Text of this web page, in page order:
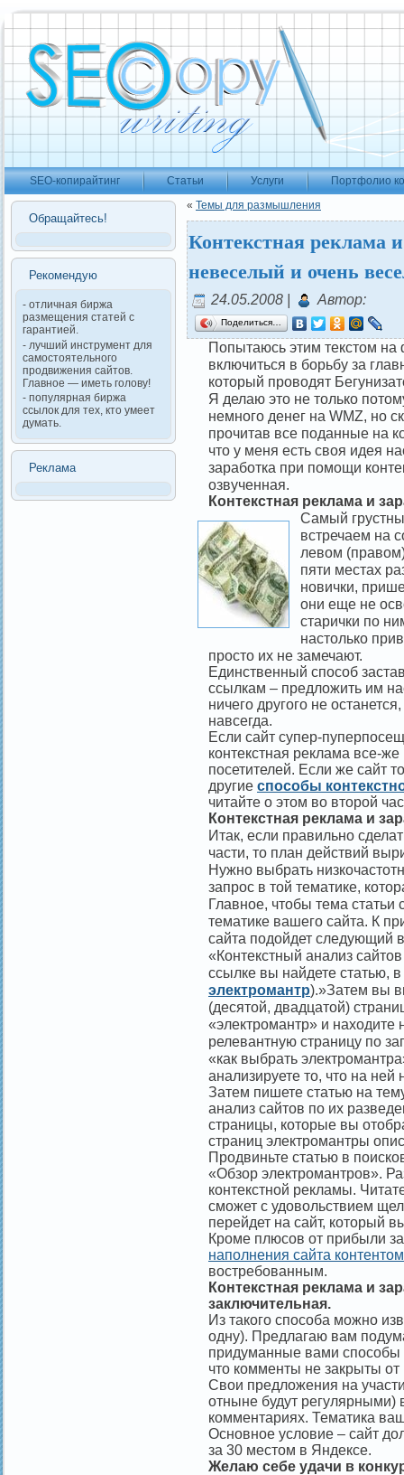
SEO-копирайтинг Статьи Услуги Портфолио
Обращайтесь!
Рекомендую
- отличная биржа
размещения статей с
гарантией.
- лучший инструмент для
самостоятельного
продвижения сайтов.
Главное — иметь голову!
- популярная биржа
ссылок для тех, кто умеет
думать.
Реклама
« Темы для размышления
Контекстная реклама
невеселый и очень
24.05.2008 | Автор:
Поделиться…
Попытаюсь этим текстом
включиться в борьбу за
который проводят
Я делаю это не только
немного денег на WMZ, но
прочитав все поданные на
что у меня есть своя идея
заработка при помощи
озвученная.
Контекстная реклама и
Самый
встречаем на
левом
пяти местах
новички,
они еще не
старички по
настолько
просто их не замечают.
Единственный способ
ссылкам – предложить им
ничего другого не
навсегда.
Если сайт супер-
контекстная реклама все-же
посетителей. Если же сайт
другие способы
читайте о этом во второй
Контекстная реклама и
Итак, если правильно
части, то план действий
Нужно выбрать
запрос в той тематике,
Главное, чтобы тема статьи
тематике вашего сайта. К
сайта подойдет следующий
«Контекстный анализ
ссылке вы найдете статью,
электромантр).»Затем вы
(десятой, двадцатой)
«электромантр» и
релевантную страницу по
«как выбрать
анализируете то, что на ней
Затем пишете статью на
анализ сайтов по их
страницы, которые вы
страниц электромантры
Продвиньте статью в
«Обзор электромантров».
контекстной рекламы.
сможет с удовольствием
перейдет на сайт, который
Кроме плюсов от прибыли
наполнения сайта контентом
востребованным.
Контекстная реклама и
заключительная.
Из такого способа можно
одну). Предлагаю вам
придуманные вами способы
что комменты не закрыты
Свои предложения на
отныне будут регулярными)
комментариях. Тематика
Основное условие – сайт
за 30 местом в Яндексе.
Желаю себе удачи в